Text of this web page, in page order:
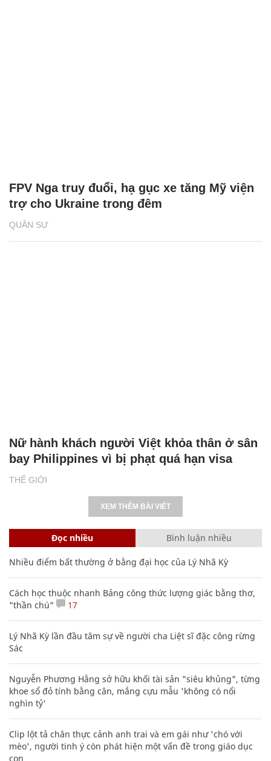
QUÂN SỰ
FPV Nga truy đuổi, hạ gục xe tăng Mỹ viện
trợ cho Ukraine trong đêm
THẾ GIỚI
Nữ hành khách người Việt khỏa thân ở sân
bay Philippines vì bị phạt quá hạn visa
XEM THÊM BÀI VIẾT
Đọc nhiều Bình luận nhiều
Nhiều điểm bất thường ở bằng đại học của Lý Nhã Kỳ
Cách học thuộc nhanh Bảng công thức lượng giác bằng thơ,
"thần chú"
17
Lý Nhã Kỳ lần đầu tâm sự về người cha Liệt sĩ đặc công rừng
Sác
Nguyễn Phương Hằng sở hữu khối tài sản "siêu khủng", từng
khoe sổ đỏ tính bằng cân, mắng cựu mẫu 'không có nổi
nghìn tỷ'
Clip lột tả chân thực cảnh anh trai và em gái như 'chó với
mèo', người tinh ý còn phát hiện một vấn đề trong giáo dục
con